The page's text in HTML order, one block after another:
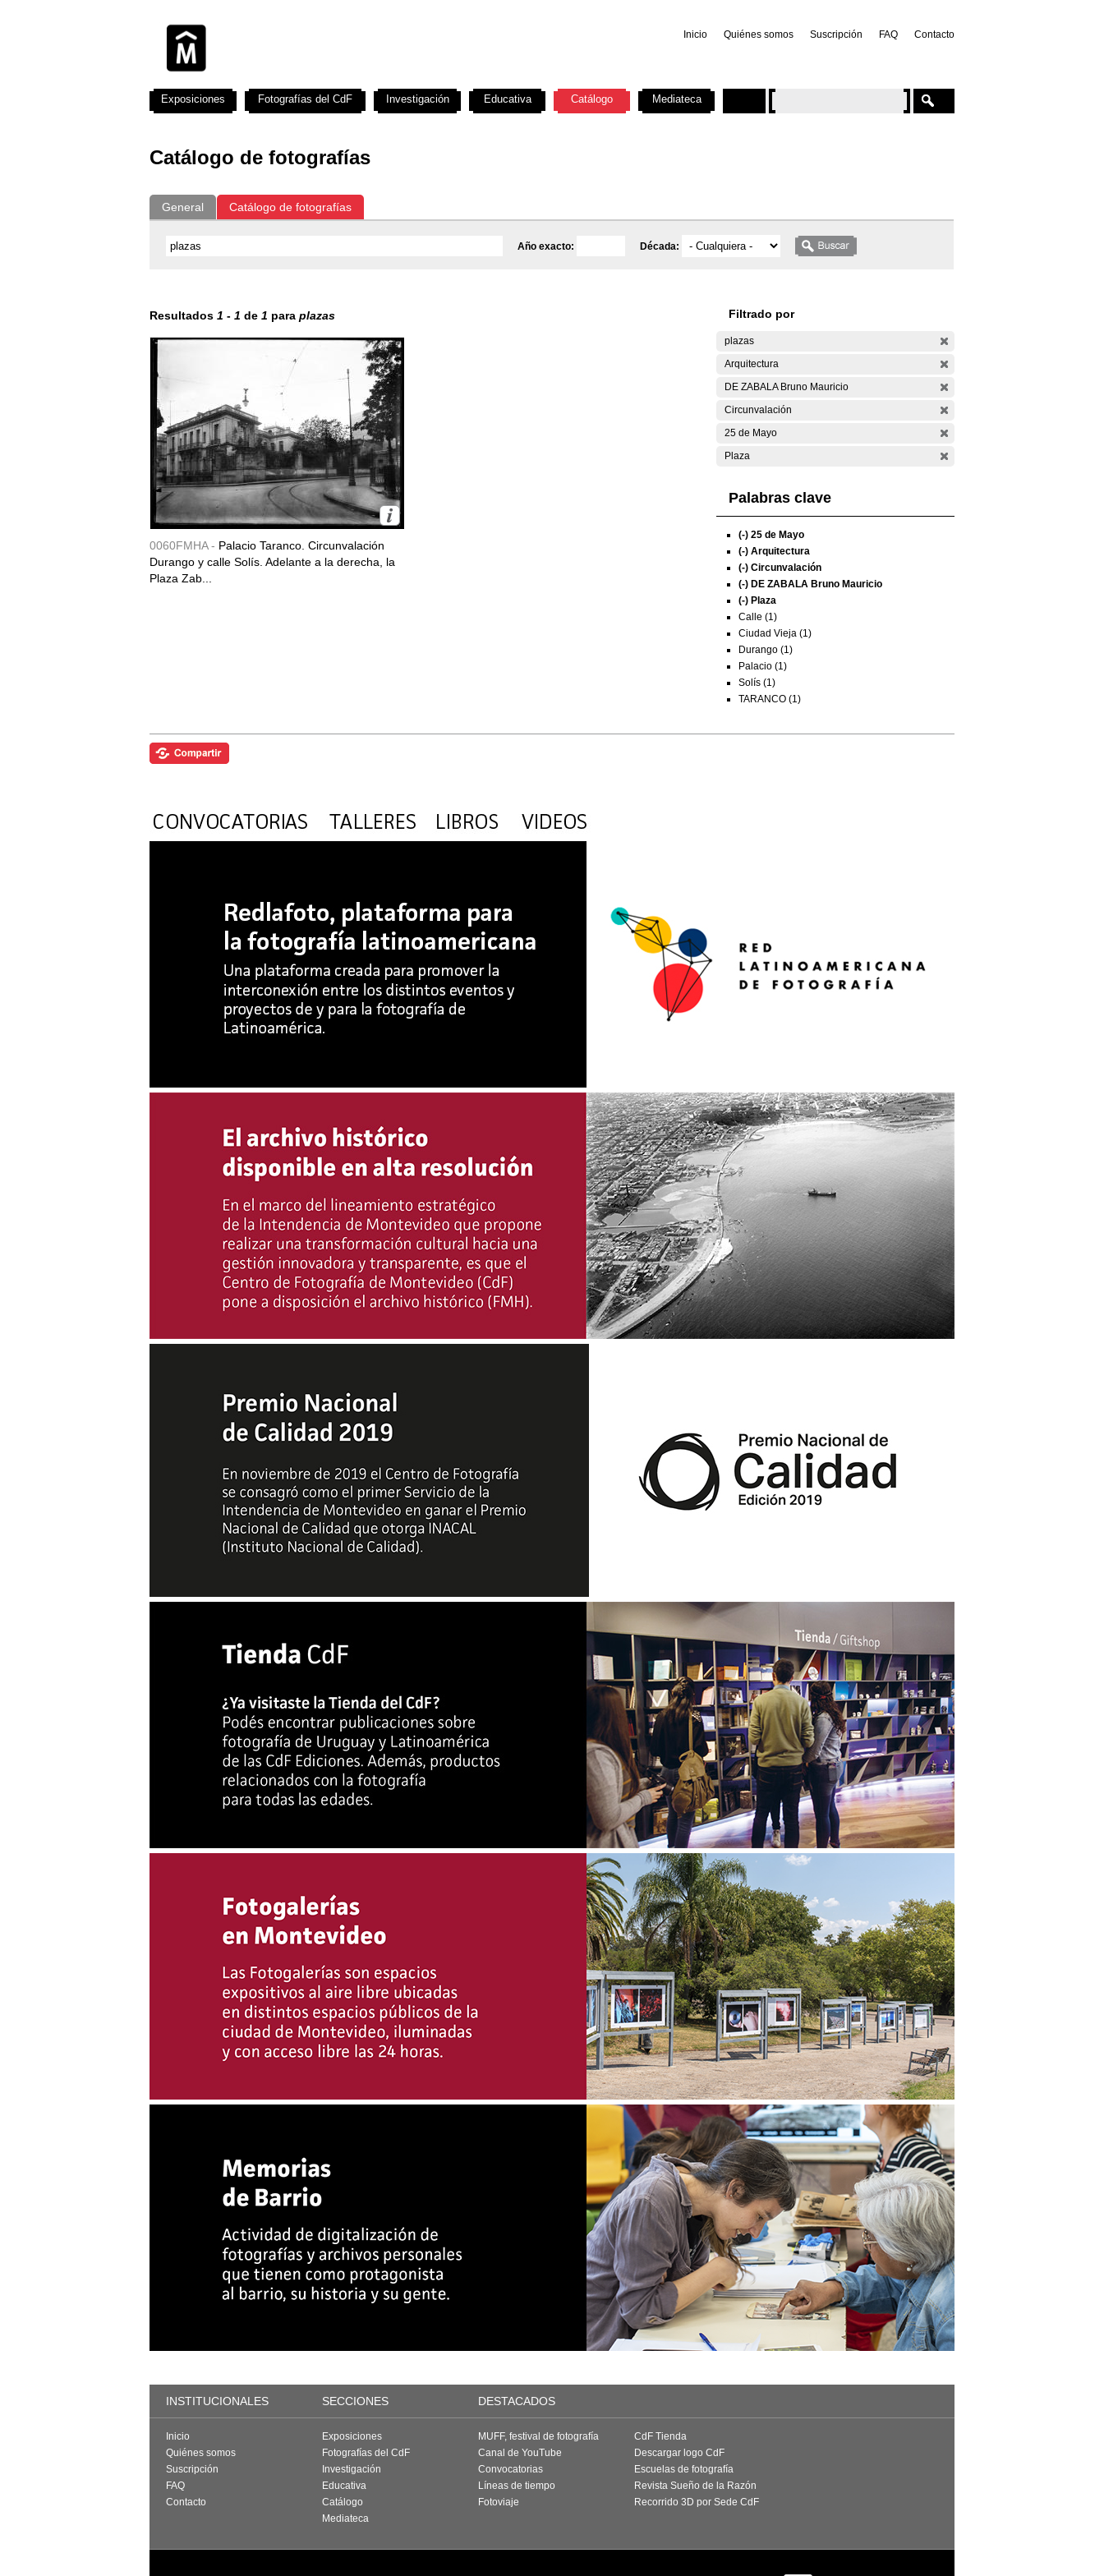
Inicio Quiénes somos Suscripción FAQ Contacto
Catálogo de fotografías
General Catálogo de fotografías
Año exacto: Década:
Resultados 1 - 1 de 1 para plazas
0060FMHA - Palacio Taranco. Circunvalación
Durango y calle Solís. Adelante a la derecha, la
Plaza Zab...
Filtrado por
plazas
Arquitectura
DE ZABALA Bruno Mauricio
Circunvalación
25 de Mayo
Plaza
Palabras clave
(-) 25 de Mayo
(-) Arquitectura
(-) Circunvalación
(-) DE ZABALA Bruno Mauricio
(-) Plaza
Calle (1)
Ciudad Vieja (1)
Durango (1)
Palacio (1)
Solís (1)
TARANCO (1)
Exposiciones Fotografías del CdF Investigación Educativa Catálogo Mediateca
INSTITUCIONALES SECCIONES DESTACADOS
Inicio
Quiénes somos
Suscripción
FAQ
Contacto
Exposiciones
Fotografías del CdF
Investigación
Educativa
Catálogo
Mediateca
MUFF, festival de fotografía
Canal de YouTube
Convocatorias
Líneas de tiempo
Fotoviaje
CdF Tienda
Descargar logo CdF
Escuelas de fotografía
Revista Sueño de la Razón
Recorrido 3D por Sede CdF